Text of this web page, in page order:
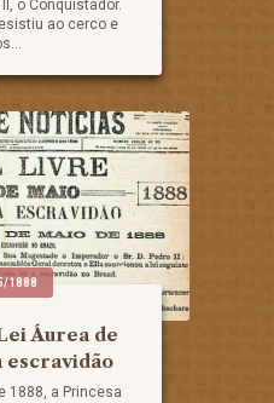
o Conquistador.
ao cerco e
1888
Áurea de
escravidão
1888, a Princesa